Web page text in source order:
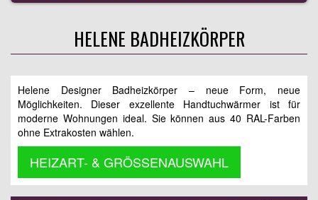
HELENE BADHEIZKÖRPER
Helene Designer Badheizkörper – neue Form, neue
Möglichkeiten. Dieser exzellente Handtuchwärmer ist für
moderne Wohnungen ideal. Sie können aus 40 RAL-Farben
ohne Extrakosten wählen.
HEIZART- & GRÖSSENAUSWAHL